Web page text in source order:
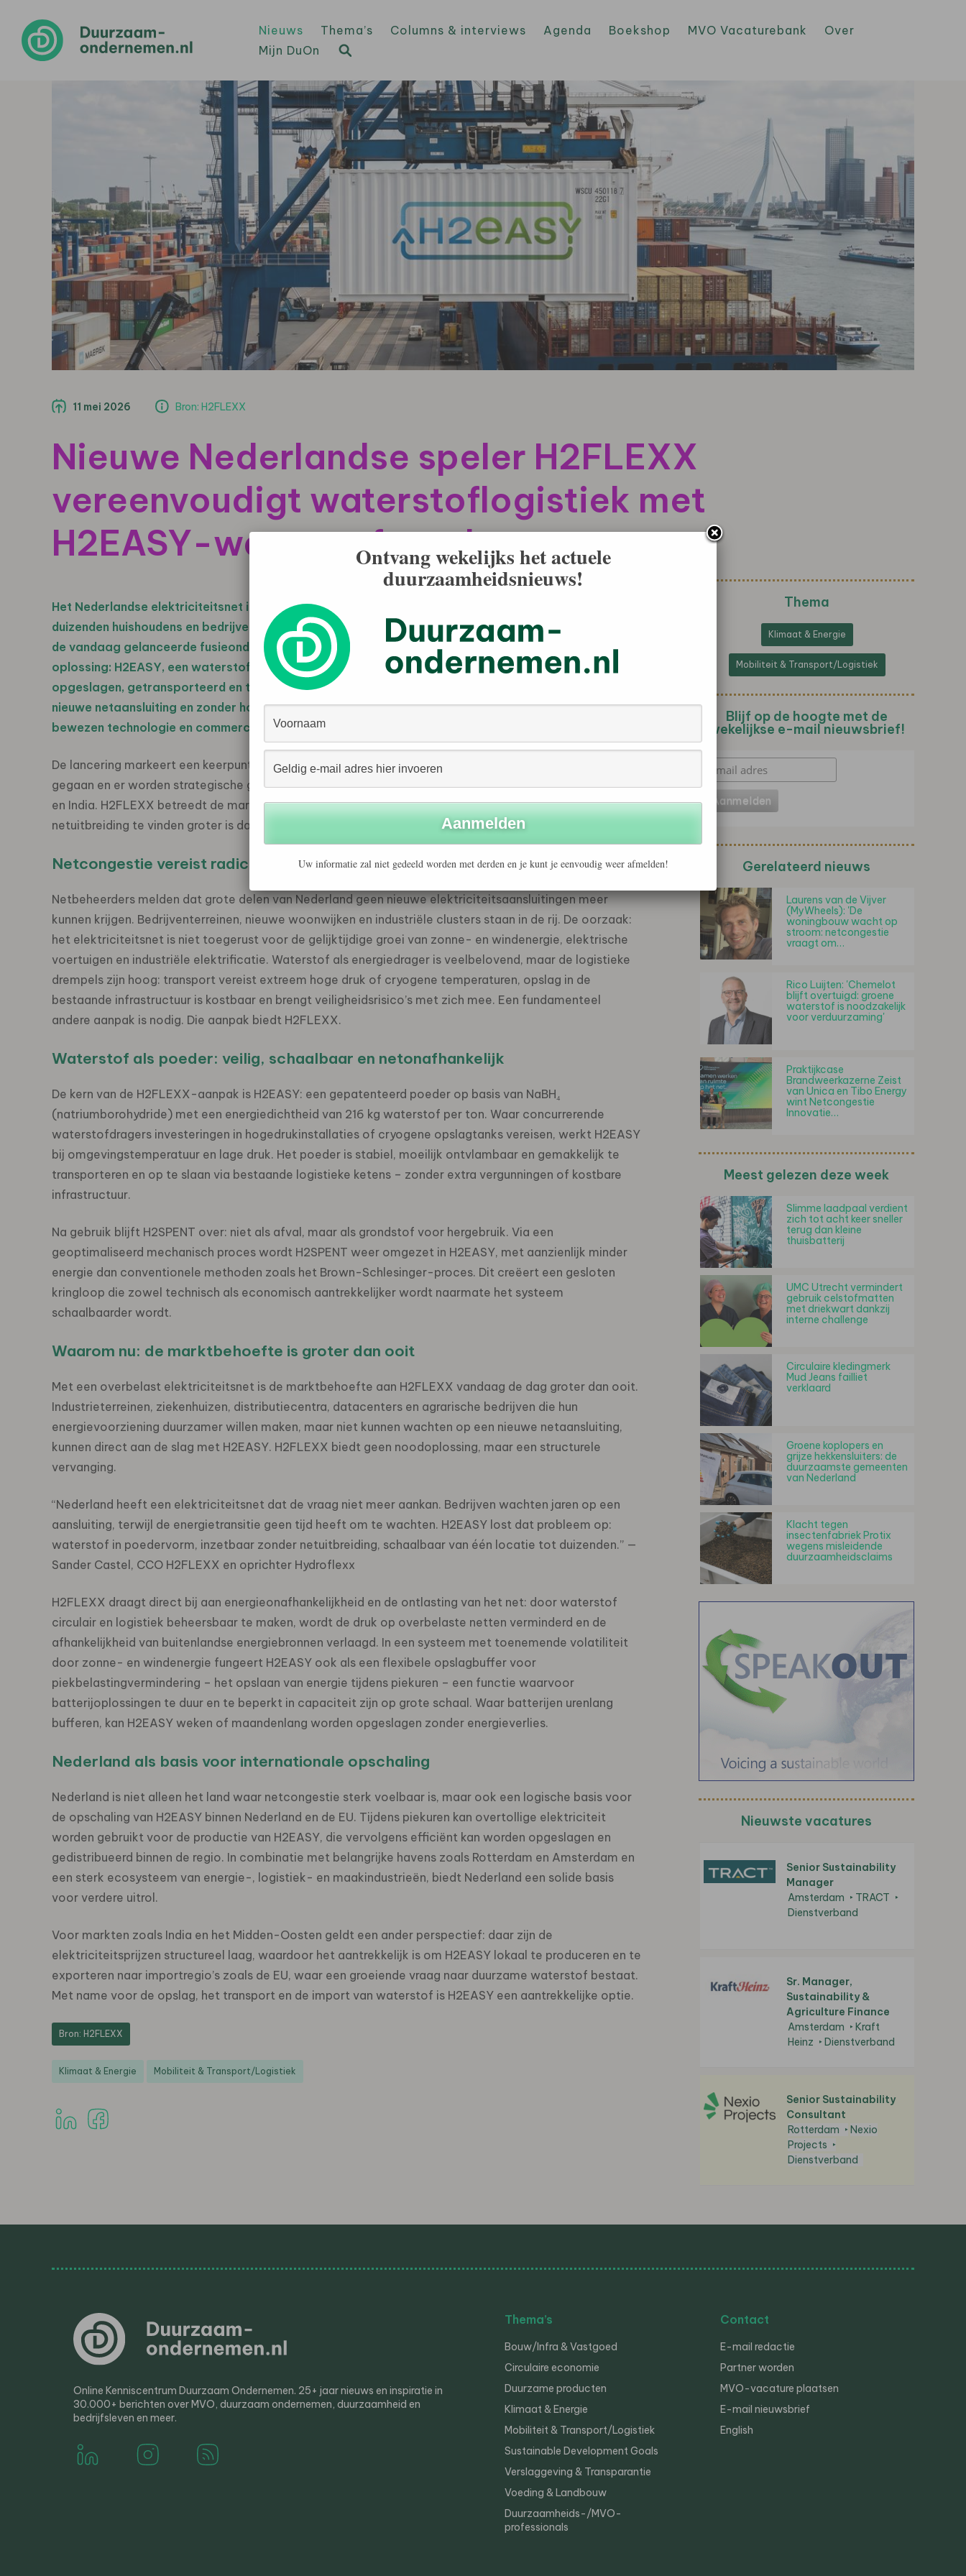
Nieuws Thema’s Columns & interviews Agenda Boekshop MVO Vacaturebank
Over
Mijn DuOn
11 mei 2026 Bron: H2FLEXX
Nieuwe Nederlandse speler H2FLEXX
vereenvoudigt waterstoflogistiek met
H2EASY-waterstofpoeder
Het Nederlandse elektriciteitsnet is overbelast. Netcongestie blokkeert nieuwe aansluitingen voor
duizenden huishoudens en bedrijven, terwijl de vraag naar duurzame energie blijft groeien. H2FLEXX,
de vandaag gelanceerde fusieonderneming van H2Fuel en HydroFlexx, biedt een direct inzetbare
oplossing: H2EASY, een waterstofhoudend poeder waarmee waterstof veilig kan worden
opgeslagen, getransporteerd en ter plaatse kan worden vrijgegeven en omgezet in energie – zonder
nieuwe netaansluiting en zonder hogedrukinfrastructuur. H2FLEXX combineert meer dan 15 jaar
bewezen technologie en commerciële ervaring in één schaalbaar platform.
De lancering markeert een keerpunt: de technologie is bewezen, de eerste pilotprojecten zijn van start
gegaan en er worden strategische gesprekken gevoerd met marktpartijen in Europa, het Midden-Oosten
en India. H2FLEXX betreedt de markt op een moment dat de urgentie om alternatieven voor
netuitbreiding te vinden groter is dan ooit.
Netcongestie vereist radicaal andere oplossingen
Netbeheerders melden dat grote delen van Nederland geen nieuwe elektriciteitsaansluitingen meer
kunnen krijgen. Bedrijventerreinen, nieuwe woonwijken en industriële clusters staan ​​in de rij. De oorzaak:
het elektriciteitsnet is niet toegerust voor de gelijktijdige groei van zonne- en windenergie, elektrische
voertuigen en industriële elektrificatie. Waterstof als energiedrager is veelbelovend, maar de logistieke
drempels zijn hoog: transport vereist extreem hoge druk of cryogene temperaturen, opslag in de
bestaande infrastructuur is kostbaar en brengt veiligheidsrisico’s met zich mee. Een fundamenteel
andere aanpak is nodig. Die aanpak biedt H2FLEXX.
Waterstof als poeder: veilig, schaalbaar en netonafhankelijk
De kern van de H2FLEXX-aanpak is H2EASY: een gepatenteerd poeder op basis van NaBH₄
(natriumborohydride) met een energiedichtheid van 216 kg waterstof per ton. Waar concurrerende
waterstofdragers investeringen in hogedrukinstallaties of cryogene opslagtanks vereisen, werkt H2EASY
bij omgevingstemperatuur en lage druk. Het poeder is stabiel, moeilijk ontvlambaar en gemakkelijk te
transporteren en op te slaan via bestaande logistieke ketens – zonder extra vergunningen of kostbare
infrastructuur.
Na gebruik blijft H2SPENT over: niet als afval, maar als grondstof voor hergebruik. Via een
geoptimaliseerd mechanisch proces wordt H2SPENT weer omgezet in H2EASY, met aanzienlijk minder
energie dan conventionele methoden zoals het Brown-Schlesinger-proces. Dit creëert een gesloten
kringloop die zowel technisch als economisch aantrekkelijker wordt naarmate het systeem
schaalbaarder wordt.
Waarom nu: de marktbehoefte is groter dan ooit
Met een overbelast elektriciteitsnet is de marktbehoefte aan H2FLEXX vandaag de dag groter dan ooit.
Industrieterreinen, ziekenhuizen, distributiecentra, datacenters en agrarische bedrijven die hun
energievoorziening duurzamer willen maken, maar niet kunnen wachten op een nieuwe netaansluiting,
kunnen direct aan de slag met H2EASY. H2FLEXX biedt geen noodoplossing, maar een structurele
vervanging.
“Nederland heeft een elektriciteitsnet dat de vraag niet meer aankan. Bedrijven wachten jaren op een
aansluiting, terwijl de energietransitie geen tijd heeft om te wachten. H2EASY lost dat probleem op:
waterstof in poedervorm, inzetbaar zonder netuitbreiding, schaalbaar van één locatie tot duizenden.” —
Sander Castel, CCO H2FLEXX en oprichter Hydroflexx
H2FLEXX draagt ​​direct bij aan energieonafhankelijkheid en de ontlasting van het net: door waterstof
circulair en logistiek beheersbaar te maken, wordt de druk op overbelaste netten verminderd en de
afhankelijkheid van buitenlandse energiebronnen verlaagd. In een systeem met toenemende volatiliteit
door zonne- en windenergie fungeert H2EASY ook als een flexibele opslagbuffer voor
piekbelastingvermindering – het opslaan van energie tijdens piekuren – een functie waarvoor
batterijoplossingen te duur en te beperkt in capaciteit zijn op grote schaal. Waar batterijen urenlang
bufferen, kan H2EASY weken of maandenlang worden opgeslagen zonder energieverlies.
Nederland als basis voor internationale opschaling
Nederland is niet alleen het land waar netcongestie sterk voelbaar is, maar ook een logische basis voor
de opschaling van H2EASY binnen Nederland en de EU. Tijdens piekuren kan overtollige elektriciteit
worden gebruikt voor de productie van H2EASY, die vervolgens efficiënt kan worden opgeslagen en
gedistribueerd binnen de regio. In combinatie met belangrijke havens zoals Rotterdam en Amsterdam en
een sterk ecosysteem van energie-, logistiek- en maakindustrieën, biedt Nederland een solide basis
voor verdere uitrol.
Voor markten zoals India en het Midden-Oosten geldt een ander perspectief: daar zijn de
elektriciteitsprijzen structureel laag, waardoor het aantrekkelijk is om H2EASY lokaal te produceren en te
exporteren naar importregio’s zoals de EU, waar een groeiende vraag naar duurzame waterstof bestaat.
Met name voor de opslag, het transport en de import van waterstof is H2EASY een aantrekkelijke optie.
Bron: H2FLEXX
Klimaat & Energie Mobiliteit & Transport/Logistiek
Thema
Klimaat & Energie
Mobiliteit & Transport/Logistiek
Blijf op de hoogte met de
wekelijkse e-mail nieuwsbrief!
Gerelateerd nieuws
Laurens van de Vijver
(MyWheels): 'De
woningbouw wacht op
stroom: netcongestie
vraagt om…
Rico Luijten: 'Chemelot
blijft overtuigd: groene
waterstof is noodzakelijk
voor verduurzaming'
Praktijkcase
Brandweerkazerne Zeist
van Unica en Tibo Energy
wint Netcongestie
Innovatie…
Meest gelezen deze week
Slimme laadpaal verdient
zich tot acht keer sneller
terug dan kleine
thuisbatterij
UMC Utrecht vermindert
gebruik celstofmatten
met driekwart dankzij
interne challenge
Circulaire kledingmerk
Mud Jeans failliet
verklaard
Groene koplopers en
grijze hekkensluiters: de
duurzaamste gemeenten
van Nederland
Klacht tegen
insectenfabriek Protix
wegens misleidende
duurzaamheidsclaims
Nieuwste vacatures
Senior Sustainability
Manager
Amsterdam
TRACT
Dienstverband
Sr. Manager,
Sustainability &
Agriculture Finance
Amsterdam
Kraft
Heinz
Dienstverband
Senior Sustainability
Consultant
Rotterdam
Nexio
Projects
Dienstverband
Online Kenniscentrum Duurzaam Ondernemen. 25+ jaar nieuws en inspiratie in
30.000+ berichten over MVO, duurzaam ondernemen, duurzaamheid en
bedrijfsleven en meer.
Thema’s
Bouw/Infra & Vastgoed
Circulaire economie
Duurzame producten
Klimaat & Energie
Mobiliteit & Transport/Logistiek
Sustainable Development Goals
Verslaggeving & Transparantie
Voeding & Landbouw
Duurzaamheids-/MVO-
professionals
Contact
E-mail redactie
Partner worden
MVO-vacature plaatsen
E-mail nieuwsbrief
English
Ontvang wekelijks het actuele
duurzaamheidsnieuws!
Uw informatie zal niet gedeeld worden met derden en je kunt je eenvoudig weer afmelden!